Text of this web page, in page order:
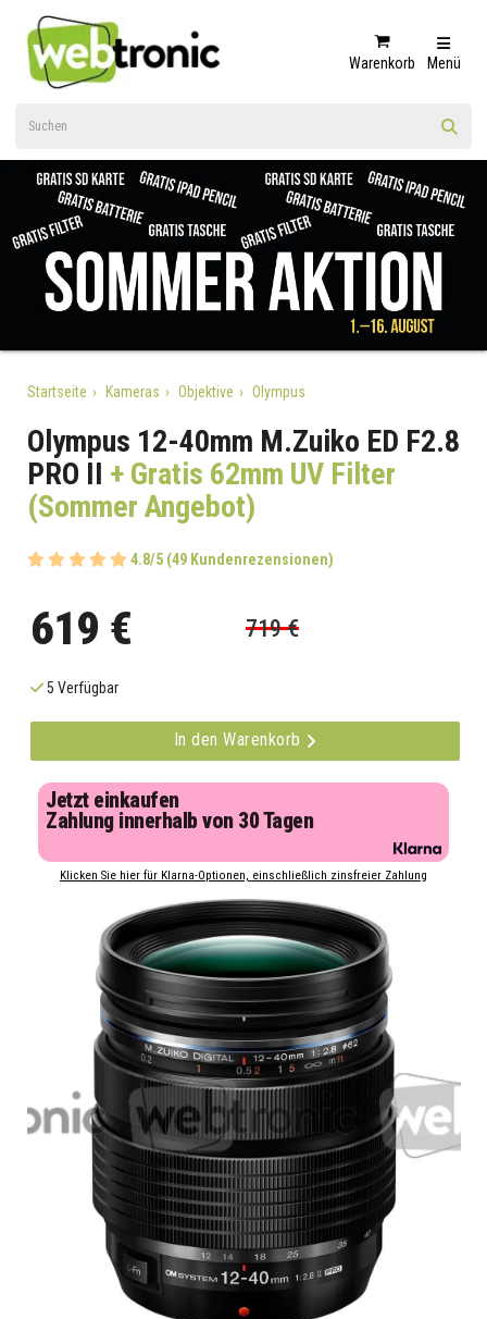
Warenkorb Menü
Startseite Kameras Objektive Olympus
Olympus 12-40mm M.Zuiko ED F2.8
PRO II + Gratis 62mm UV Filter
(Sommer Angebot)
4.8/5 (49 Kundenrezensionen)
619 € 719 €
5 Verfügbar
In den Warenkorb
Jetzt einkaufen
Zahlung innerhalb von 30 Tagen
Klicken Sie hier für Klarna-Optionen, einschließlich zinsfreier Zahlung